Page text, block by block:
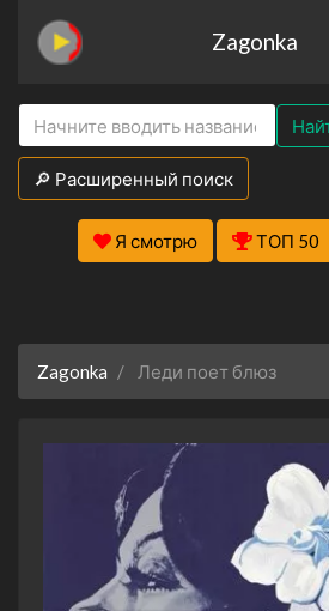
Zagonka
🔎 Расширенный поиск
Я смотрю ТОП 50
Zagonka Леди поет блюз